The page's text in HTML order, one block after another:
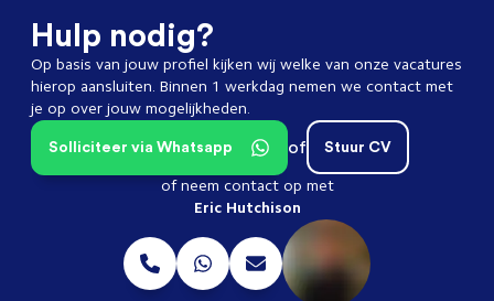
Hulp nodig?
Op basis van jouw profiel kijken wij welke van onze vacatures
hierop aansluiten. Binnen 1 werkdag nemen we contact met
je op over jouw mogelijkheden.
Stuur CV
of
Solliciteer via Whatsapp
of neem contact op met
Eric Hutchison